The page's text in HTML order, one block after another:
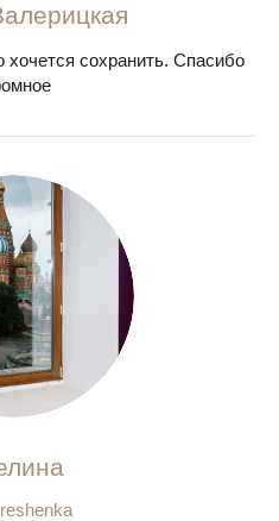
сохранить. Спасибо